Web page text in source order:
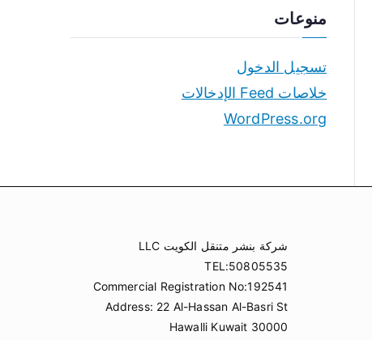
منوعات
تسجيل الدخول
خلاصات Feed الإدخالات
WordPress.org
شركة بنشر متنقل الكويت LLC
TEL:50805535
Commercial Registration No:192541
Address: 22 Al-Hassan Al-Basri St
Hawalli Kuwait 30000